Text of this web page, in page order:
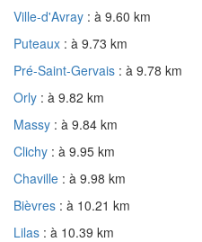
Ville-d'Avray : à 9.60 km
Puteaux : à 9.73 km
Pré-Saint-Gervais : à 9.78 km
Orly : à 9.82 km
Massy : à 9.84 km
Clichy : à 9.95 km
Chaville : à 9.98 km
Bièvres : à 10.21 km
Lilas : à 10.39 km